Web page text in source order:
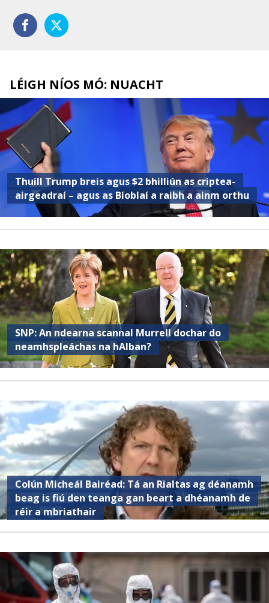
LÉIGH NÍOS MÓ: NUACHT
Thuill Trump breis agus $2 bhilliún as criptea-
airgeadraí – agus as Bíoblaí a raibh a ainm orthu
SNP: An ndearna scannal Murrell dochar do
neamhspleáchas na hAlban?
Colún Micheál Bairéad: Tá an Rialtas ag déanamh
beag is fiú den teanga gan beart a dhéanamh de
réir a mbriathair